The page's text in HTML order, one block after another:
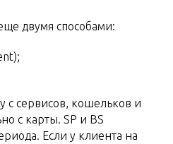
двумя способами:
с сервисов, кошельков и
с карты. SP и BS
Если у клиента на